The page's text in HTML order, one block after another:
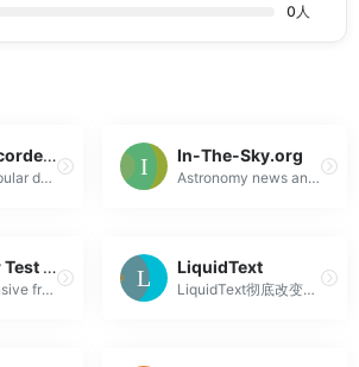
0 人
Stream Recorder – HLS & m3u8 Video Downloader
The most popular downloader for Http Live Streaming (HLS/m3u8)
In-The-Sky.org
Astronomy news and interactive guides to the night sky from In-The-Sky.org
SSL Server Test (Powered by Qualys SSL Labs)
A comprehensive free SSL test for your public web servers.
LiquidText
LiquidText彻底改变了文档的阅读、分析和注释节省你的时间。